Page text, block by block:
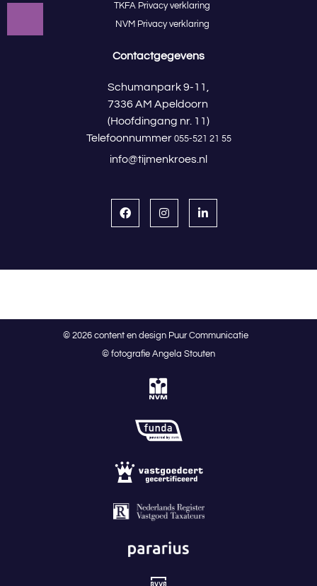
TKFA Privacy verklaring
NVM Privacy verklaring
Contactgegevens
Schumanpark 9-11,
7336 AM Apeldoorn
(Hoofdingang nr. 11)
Telefoonnummer 055-521 21 55
info@tijmenkroes.nl
© 2026 content en design Puur Communicatie
© fotografie Angela Stouten